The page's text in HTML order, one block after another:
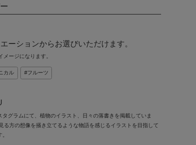
ーションからお選びいただけます。
ージになります。
カル フルーツ
タグラムにて、植物のイラスト、日々の落書きを掲載していま
る方の想像を掻き立てるような物語を感じるイラストを目指して